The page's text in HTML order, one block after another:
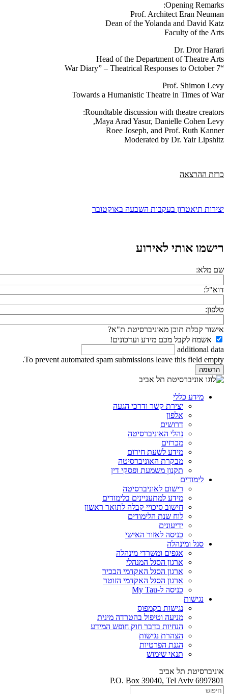
Opening Remarks:
Prof. Architect Eran Neuman
Dean of the Yolanda and David Katz
Faculty of the Arts
Dr. Dror Harari
Head of the Department of Theatre Arts
“War Diary” – Theatrical Responses to October 7
Prof. Shimon Levy
Towards a Humanistic Theatre in Times of War
Roundtable discussion with theatre creators:
Maya Arad Yasur, Danielle Cohen Levy,
Roee Joseph, and Prof. Ruth Kanner
Moderated by Dr. Yair Lipshitz
כרזת ההרצאה
יצירות תיאטרון בעקבות השבעה באוקטובר
רישמו אותי לאירוע
שם מלא:
דוא"ל:
טלפון:
אישור קבלת תוכן מאוניברסיטת ת"א?
אשמח לקבל מכם מידע ועדכונים!
additional data
To prevent automated spam submissions leave this field empty.
מידע כללי
יצירת קשר ודרכי הגעה
אלפון
דרושים
נהלי האוניברסיטה
מכרזים
מידע לשעת חירום
מבקרת האוניברסיטה
תקנון משמעת ופסקי דין
לימודים
רישום לאוניברסיטה
מידע למתעניינים בלימודים
חישוב סיכויי קבלה לתואר ראשון
לוח שנת הלימודים
ידיעונים
כניסה לאזור האישי
סגל ומינהלה
אגפים ומשרדי מינהלה
ארגון הסגל המנהלי
ארגון הסגל האקדמי הבכיר
ארגון הסגל האקדמי הזוטר
כניסה ל-My Tau
נגישות
נגישות בקמפוס
מניעה וטיפול בהטרדה מינית
הנחיות בדבר חוק חופש המידע
הצהרת נגישות
הגנת הפרטיות
תנאי שימוש
אוניברסיטת תל אביב
P.O. Box 39040, Tel Aviv 6997801